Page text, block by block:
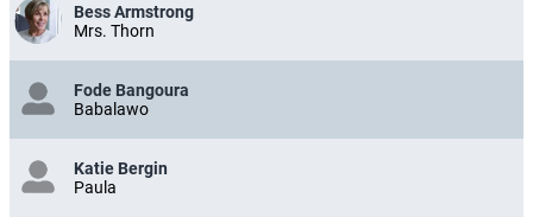
Bess Armstrong
Mrs. Thorn
Fode Bangoura
Babalawo
Katie Bergin
Paula